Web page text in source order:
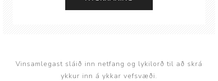
Vinsamlegast sláið inn netfang og lykilorð til að skrá
ykkur inn á ykkar vefsvæði.